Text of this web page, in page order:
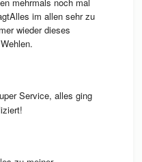
im allen sehr zu
wieder dieses
Service, alles ging